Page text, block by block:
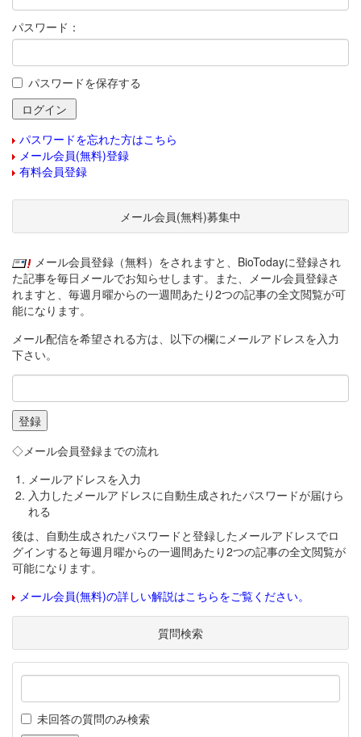
パスワード：
パスワードを保存する
パスワードを忘れた方はこちら
メール会員(無料)登録
有料会員登録
メール会員(無料)募集中
メール会員登録（無料）をされますと、BioTodayに登録され
た記事を毎日メールでお知らせします。また、メール会員登録さ
れますと、毎週月曜からの一週間あたり2つの記事の全文閲覧が可
能になります。
メール配信を希望される方は、以下の欄にメールアドレスを入力
下さい。
◇メール会員登録までの流れ
メールアドレスを入力
入力したメールアドレスに自動生成されたパスワードが届けら
れる
後は、自動生成されたパスワードと登録したメールアドレスでロ
グインすると毎週月曜からの一週間あたり2つの記事の全文閲覧が
可能になります。
メール会員(無料)の詳しい解説はこちらをご覧ください。
質問検索
未回答の質問のみ検索